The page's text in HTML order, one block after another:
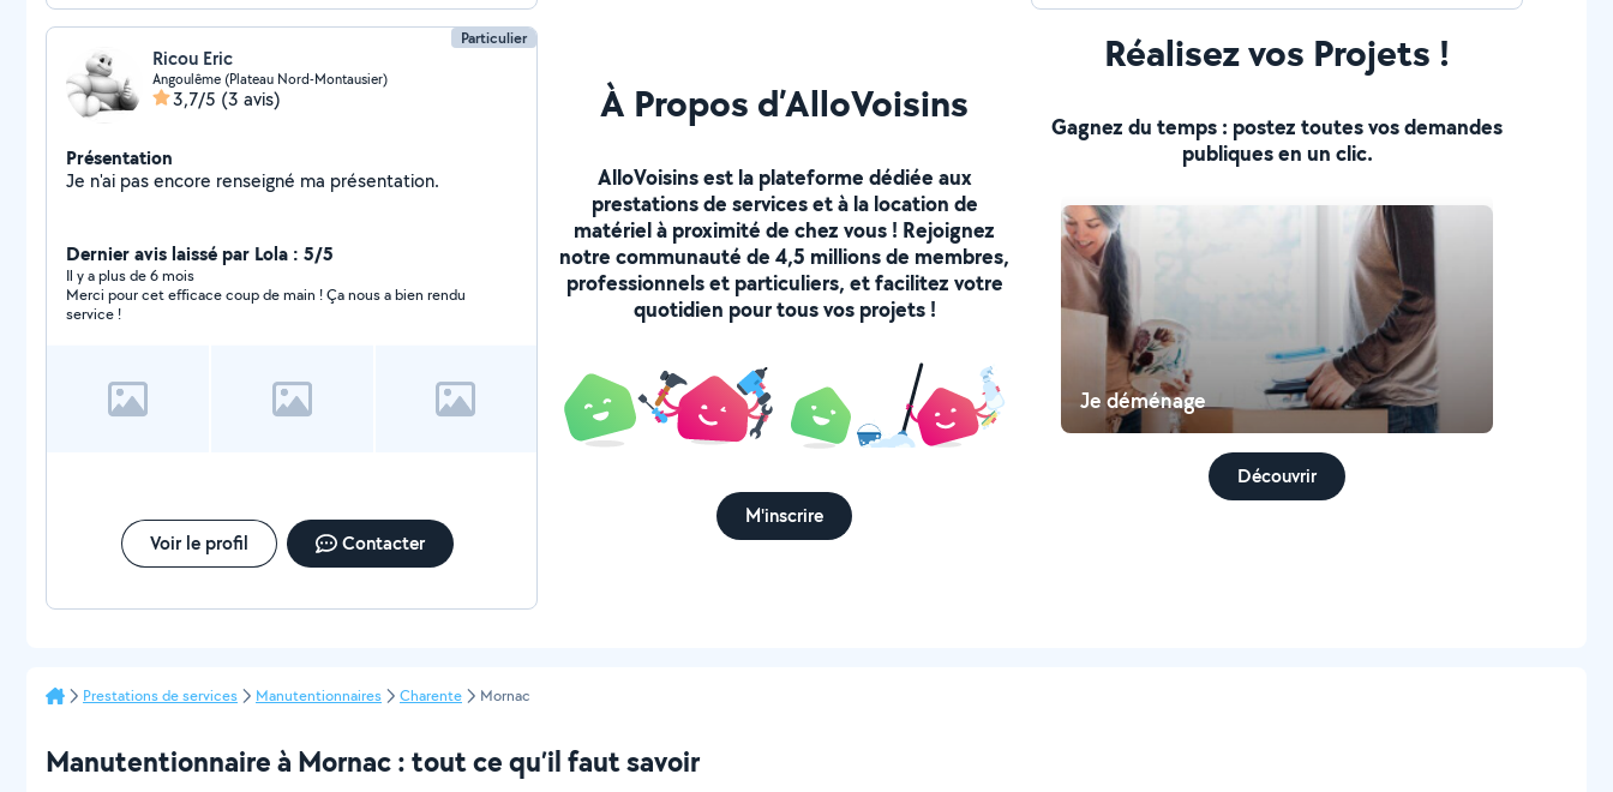
Particulier
Ricou Eric
Angoulême (Plateau Nord-Montausier)
3,7/5 (3 avis)
Présentation
Je n'ai pas encore renseigné ma présentation.
Dernier avis laissé par Lola : 5/5
Il y a plus de 6 mois
Merci pour cet efficace coup de main ! Ça nous a bien rendu
service !
Voir le profil Contacter
À Propos d’AlloVoisins
AlloVoisins est la plateforme dédiée aux
prestations de services et à la location de
matériel à proximité de chez vous ! Rejoignez
notre communauté de 4,5 millions de membres,
professionnels et particuliers, et facilitez votre
quotidien pour tous vos projets !
M'inscrire
Réalisez vos Projets !
Gagnez du temps : postez toutes vos demandes
publiques en un clic.
Je déménage
Découvrir
Prestations de services Manutentionnaires Charente Mornac
Manutentionnaire à Mornac : tout ce qu’il faut savoir